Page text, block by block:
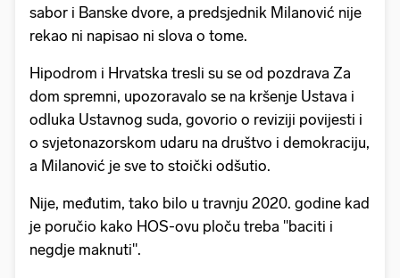
sabor i Banske dvore, a predsjednik Milanović nije
rekao ni napisao ni slova o tome.
Hipodrom i Hrvatska tresli su se od pozdrava Za
dom spremni, upozoravalo se na kršenje Ustava i
odluka Ustavnog suda, govorio o reviziji povijesti i
o svjetonazorskom udaru na društvo i demokraciju,
a Milanović je sve to stoički odšutio.
Nije, međutim, tako bilo u travnju 2020. godine kad
je poručio kako HOS-ovu ploču treba "baciti i
negdje maknuti".